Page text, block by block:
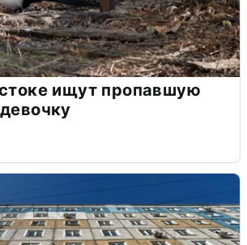
ищут пропавшую